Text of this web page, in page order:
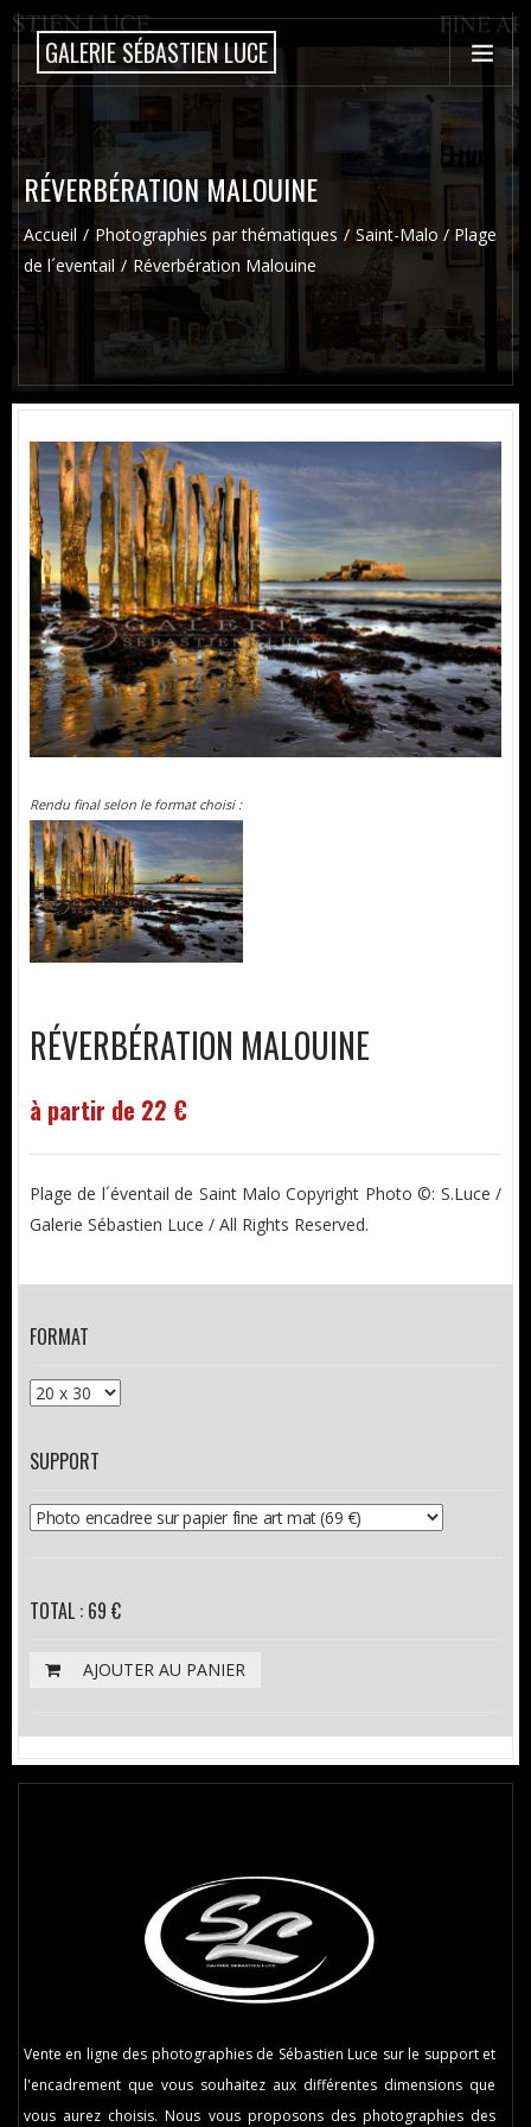
GALERIE SÉBASTIEN LUCE
RÉVERBÉRATION MALOUINE
Accueil Photographies par thématiques
Saint-Malo / Plage
de l´eventail
Réverbération Malouine
Rendu final selon le format choisi :
RÉVERBÉRATION MALOUINE
à partir de 22 €
Plage de l´éventail de Saint Malo Copyright Photo ©: S.Luce /
Galerie Sébastien Luce / All Rights Reserved.
FORMAT
SUPPORT
TOTAL : 69 €
AJOUTER AU PANIER
Vente en ligne des photographies de Sébastien Luce sur le support et
l'encadrement que vous souhaitez aux différentes dimensions que
vous aurez choisis. Nous vous proposons des photographies des